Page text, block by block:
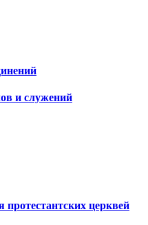
и служений
протестантских церквей